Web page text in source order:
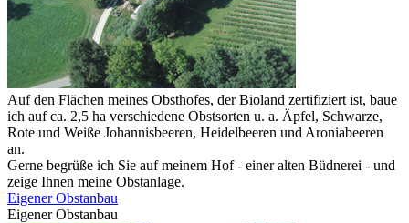
Auf den Flächen meines Obsthofes, der Bioland zertifiziert ist, baue
ich auf ca. 2,5 ha verschiedene Obstsorten u. a. Äpfel, Schwarze,
Rote und Weiße Johannisbeeren, Heidelbeeren und Aroniabeeren
an.
Gerne begrüße ich Sie auf meinem Hof - einer alten Büdnerei - und
zeige Ihnen meine Obstanlage.
Eigener Obstanbau
Eigener Obstanbau